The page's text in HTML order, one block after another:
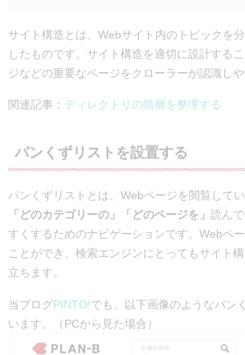
サイト構造とは、Webサイト内のトピックを
したものです。サイト構造を適切に設計する
ジなどの重要なページをクローラーが認識しや
関連記事： ディレクトリの階層を整理する
パンくずリストを設置する
パンくずリストとは、Webページを閲覧して
「どのカテゴリーの」「どのページを」 読ん
すくするためのナビゲーションです。Webペ
ことができ、検索エンジンにとってもサイト
立ちます。
当ブログPINTO!でも、以下画像のようなパン
います。（PCから見た場合）